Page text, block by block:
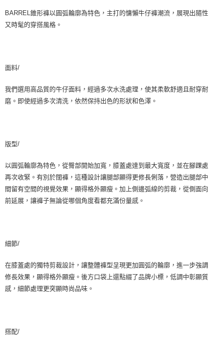
7-11取貨付款
每筆NT$60，滿NT$1,000(含以上)免運費
免運費
BARREL錐形褲以圓弧輪廓為特色，主打的慵懶牛仔褲潮流，展現出隨性
又時髦的穿搭風格。
面料/
我們選用高品質的牛仔面料，經過多次水洗處理，使其柔軟舒適且耐穿耐
磨。即使經過多次清洗，依然保持出色的形狀和色澤。
版型/
以圓弧輪廓為特色，從臀部開始加寬，膝蓋處達到最大寬度，並在腳踝處
再次收緊。有別於闊褲，這種設計讓腿部顯得更修長俐落，營造出腿部中
間留有空間的視覺效果，顯得格外顯瘦。加上側邊弧線的剪裁，從側面向
前延展，讓褲子無論從哪個角度看都充滿份量感。
細節/
在膝蓋處的獨特剪裁設計，讓整體褲型呈現更加圓弧的輪廓，進一步強調
修長效果，顯得格外顯瘦。後方口袋上還點綴了品牌小標，低調中彰顯質
感，細節處理更突顯時尚品味。
搭配/